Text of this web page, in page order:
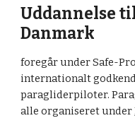
Uddannelse
Danmark
foregår under Safe-
internationalt
paragliderpiloter.
alle organiseret under